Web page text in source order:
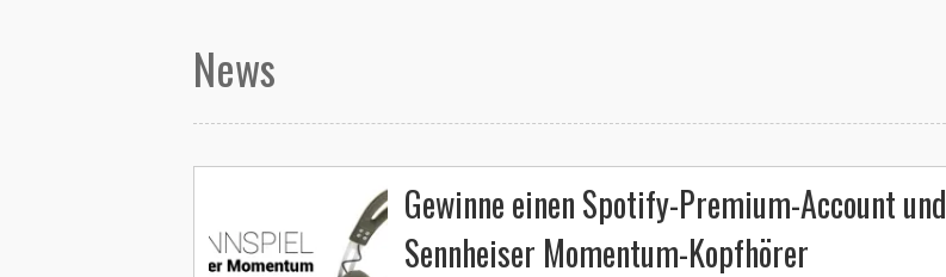
News
Gewinne einen Spotify-Premium-Account und
Sennheiser Momentum-Kopfhörer